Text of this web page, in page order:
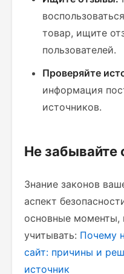
товар, ищите
пользователей.
Проверяйте
информация
источников.
Не забывайте
Знание законов
аспект
основные моменты,
учитывать: Почему
сайт: причины и
источник